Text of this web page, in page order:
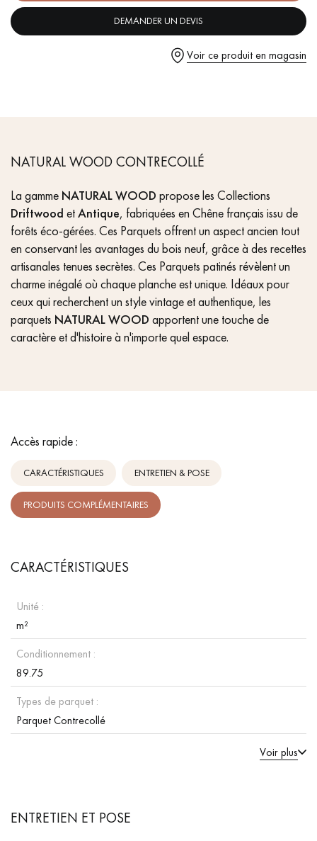
Demandez un rendez-vous personnalisé
Obtenez un devis gratuit !
DEMANDER UN DEVIS
Voir ce produit en magasin
NATURAL WOOD CONTRECOLLÉ
La gamme NATURAL WOOD propose les Collections
Driftwood etAntique, fabriquées en Chêne français issu de
forêts éco-gérées. Ces Parquets offrent un aspect ancien tout
en conservant les avantages du bois neuf, grâce à des recettes
artisanales tenues secrètes. Ces Parquets patinés révèlent un
charme inégalé où chaque planche est unique. Idéaux pour
ceux qui recherchent un style vintage et authentique, les
parquets NATURAL WOOD apportent une touche de
caractère et d'histoire à n'importe quel espace.
Accès rapide :
CARACTÉRISTIQUES ENTRETIEN & POSE
PRODUITS COMPLÉMENTAIRES
CARACTÉRISTIQUES
Unité :
m²
Conditionnement :
89.75
Types de parquet :
Parquet Contrecollé
Voir plus
ENTRETIEN ET POSE